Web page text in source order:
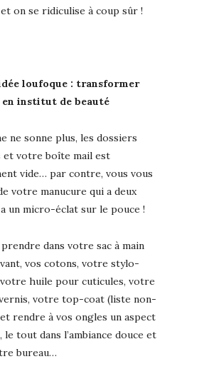
on se ridiculise à coup sûr !
loufoque : transformer
en institut de beauté
ne sonne plus, les dossiers
et votre boîte mail est
vide… par contre, vous vous
votre manucure qui a deux
un micro-éclat sur le pouce !
prendre dans votre sac à main
vos cotons, votre stylo-
huile pour cuticules, votre
votre top-coat (liste non-
rendre à vos ongles un aspect
le tout dans l’ambiance douce et
bureau…